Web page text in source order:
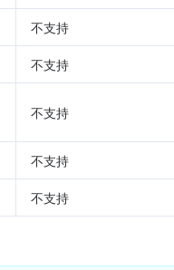
不支持
不支持
不支持
不支持
不支持